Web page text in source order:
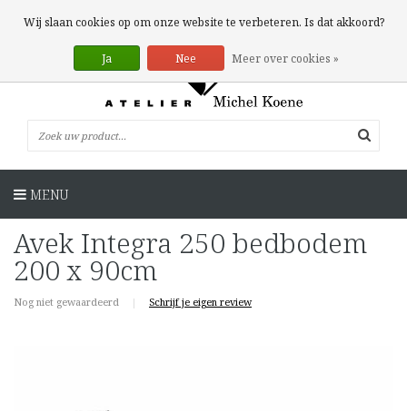
0 Artikelen
MENU
Avek Integra 250 bedbodem
200 x 90cm
Nog niet gewaardeerd | Schrijf je eigen review
Wij slaan cookies op om onze website te verbeteren. Is dat akkoord?
Ja Nee Meer over cookies »